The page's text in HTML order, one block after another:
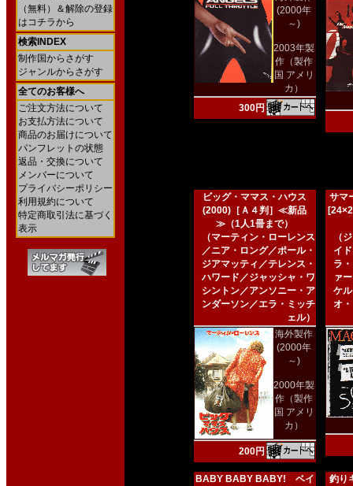
（無料）＆解除の登録
はコチラから
検索INDEX
制作国からさがす
ジャンルからさがす
全てのお客様へ
ご注文方法について
お支払方法について
商品のお届けについて
パンフレットの状態
返品・交換について
メンバーについて
プライバシーポリシー
利用規約について
特定商取引法に基づく
表示
(2000年
～)
2003年製
作（製作
国 アメリ
カ）
300円
ビッグ・ママス・ハウス
(2000)［Ａ４判］≪新品
≫（1人1冊まで）
（マーティン・ローレンス
／ニア・ロング／ポール・
ジアマッティ／テレンス・
ハワード／ジャッシャ・ワ
シントン／アンソニー・ア
ンダーソン／エラ・ミッチ
ェル）
海外製作
(2000年
～)
2000年製
作（製作
国 アメリ
カ）
200円
サマ
（
イ
ラ
ァ
ケ
オ
BABY BABY BABY! ベイ
釣り